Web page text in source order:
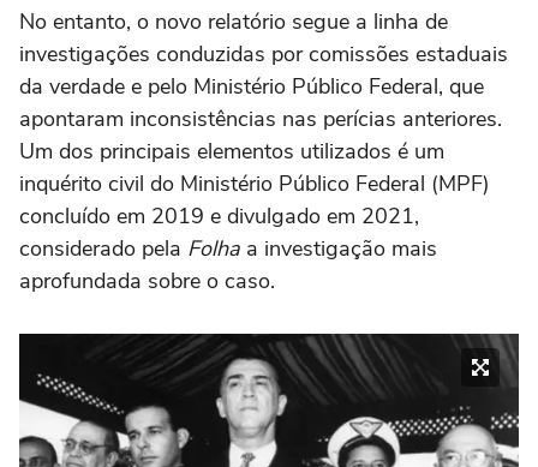
No entanto, o novo relatório segue a linha de
investigações conduzidas por comissões estaduais
da verdade e pelo Ministério Público Federal, que
apontaram inconsistências nas perícias anteriores.
Um dos principais elementos utilizados é um
inquérito civil do Ministério Público Federal (MPF)
concluído em 2019 e divulgado em 2021,
considerado pela Folha a investigação mais
aprofundada sobre o caso.